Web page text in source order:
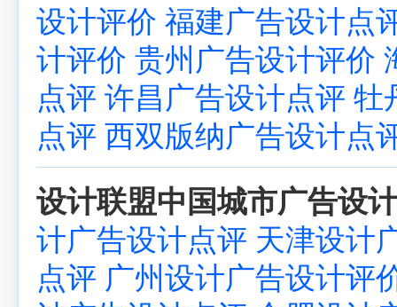
设计评价 福建广告设计点
计评价 贵州广告设计评价
点评 许昌广告设计点评 牡
点评 西双版纳广告设计点
设计联盟中国城市广告设
计广告设计点评 天津设计
点评 广州设计广告设计评